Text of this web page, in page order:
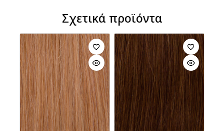
Σχετικά προϊόντα